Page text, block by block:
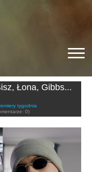
Łona, Gibbs...
tygodnia
0)